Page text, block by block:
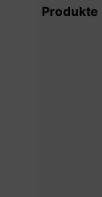
Produkte